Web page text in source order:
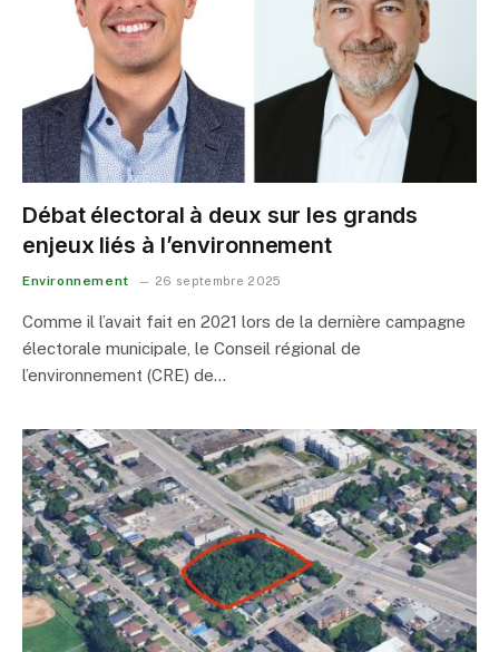
Débat électoral à deux sur les grands
enjeux liés à l’environnement
Environnement 26 septembre 2025
Comme il l’avait fait en 2021 lors de la dernière campagne
électorale municipale, le Conseil régional de
l’environnement (CRE) de…